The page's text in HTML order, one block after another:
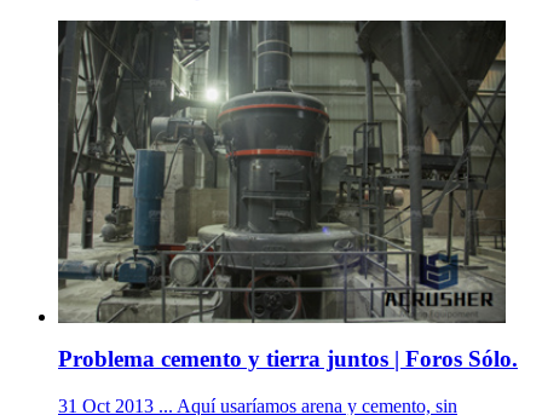
Problema cemento y tierra juntos | Foros Sólo.
31 Oct 2013 ... Aquí usaríamos arena y cemento, sin